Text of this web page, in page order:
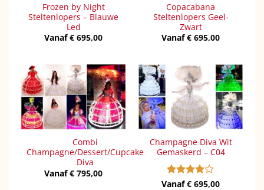
Frozen by Night
Steltenlopers – Blauwe
Led
Vanaf€ 695,00
Copacabana
Steltenlopers Geel-
Zwart
Vanaf€ 695,00
Combi
Champagne/Dessert/Cupcake
Diva
Vanaf€ 795,00
Champagne Diva Wit
Gemaskerd – C04
Gewaardeerd
Vanaf€ 695,00